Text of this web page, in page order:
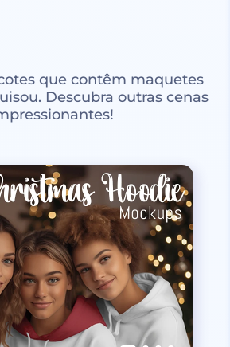
que contêm maquetes
Descubra outras cenas